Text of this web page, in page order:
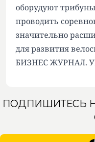
оборудуют
проводить
значительно
для развития
БИЗНЕС ЖУРНАЛ.
ПОДПИШИТЕСЬ